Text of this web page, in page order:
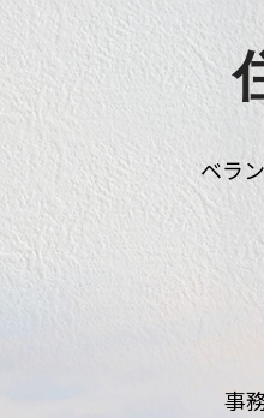
ベラ
事